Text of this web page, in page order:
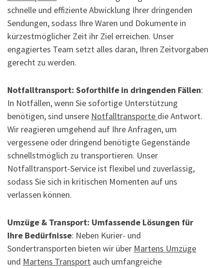
schnelle und effiziente Abwicklung Ihrer dringenden
Sendungen, sodass Ihre Waren und Dokumente in
kürzestmöglicher Zeit ihr Ziel erreichen. Unser
engagiertes Team setzt alles daran, Ihren Zeitvorgaben
gerecht zu werden.
Notfalltransport: Soforthilfe in dringenden Fällen:
In Notfällen, wenn Sie sofortige Unterstützung
benötigen, sind unsere Notfalltransporte die Antwort.
Wir reagieren umgehend auf Ihre Anfragen, um
vergessene oder dringend benötigte Gegenstände
schnellstmöglich zu transportieren. Unser
Notfalltransport-Service ist flexibel und zuverlässig,
sodass Sie sich in kritischen Momenten auf uns
verlassen können.
Umzüge & Transport: Umfassende Lösungen für
Ihre Bedürfnisse: Neben Kurier- und
Sondertransporten bieten wir über Martens Umzüge
und Martens Transport auch umfangreiche